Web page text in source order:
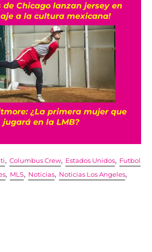
de Chicago lanzan jersey en
a la cultura mexicana!
¿La primera mujer que
jugará en la LMB?
,Columbus Crew, Estados Unidos, Futbol
, MLS, Noticias, Noticias Los Angeles,